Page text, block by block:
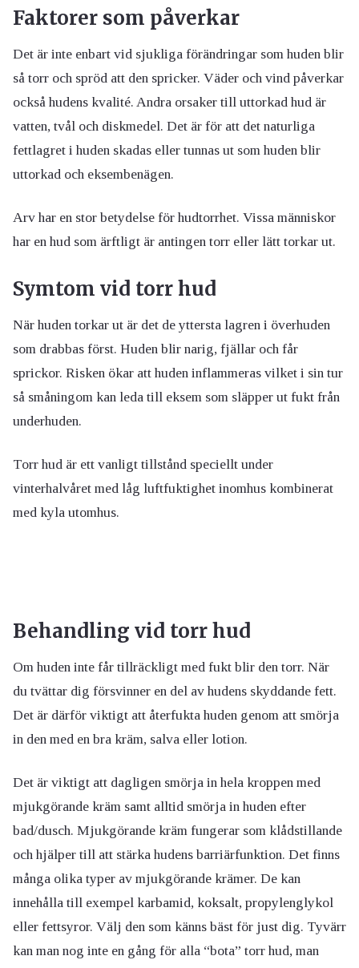
Faktorer som påverkar
Det är inte enbart vid sjukliga förändringar som huden blir
så torr och spröd att den spricker. Väder och vind påverkar
också hudens kvalité. Andra orsaker till uttorkad hud är
vatten, tvål och diskmedel. Det är för att det naturliga
fettlagret i huden skadas eller tunnas ut som huden blir
uttorkad och eksembenägen.
Arv har en stor betydelse för hudtorrhet. Vissa människor
har en hud som ärftligt är antingen torr eller lätt torkar ut.
Symtom vid torr hud
När huden torkar ut är det de yttersta lagren i överhuden
som drabbas först. Huden blir narig, fjällar och får
sprickor. Risken ökar att huden inflammeras vilket i sin tur
så småningom kan leda till eksem som släpper ut fukt från
underhuden.
Torr hud är ett vanligt tillstånd speciellt under
vinterhalvåret med låg luftfuktighet inomhus kombinerat
med kyla utomhus.
Behandling vid torr hud
Om huden inte får tillräckligt med fukt blir den torr. När
du tvättar dig försvinner en del av hudens skyddande fett.
Det är därför viktigt att återfukta huden genom att smörja
in den med en bra kräm, salva eller lotion.
Det är viktigt att dagligen smörja in hela kroppen med
mjukgörande kräm samt alltid smörja in huden efter
bad/dusch. Mjukgörande kräm fungerar som klådstillande
och hjälper till att stärka hudens barriärfunktion. Det finns
många olika typer av mjukgörande krämer. De kan
innehålla till exempel karbamid, koksalt, propylenglykol
eller fettsyror. Välj den som känns bäst för just dig. Tyvärr
kan man nog inte en gång för alla “bota” torr hud, man